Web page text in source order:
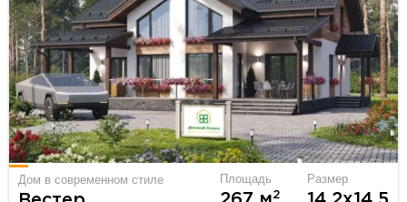
Дом в современном стиле Площадь
2
Размер